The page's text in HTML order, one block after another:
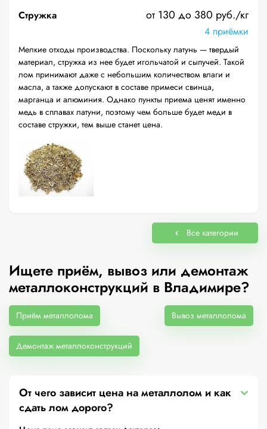
Стружка от 130 до 380 руб./кг
4 приёмки
Мелкие отходы производства. Поскольку латунь — твердый
материал, стружка из нее будет игольчатой и сыпучей. Такой
лом принимают даже с небольшим количеством влаги и
масла, а также допускают в составе примеси свинца,
марганца и алюминия. Однако пункты приема ценят именно
медь в сплавах латуни, поэтому чем больше будет меди в
составе стружки, тем выше станет цена.
Все категории
Ищете приём, вывоз или демонтаж
металлоконструкций в Владимире?
Приём металлолома Вывоз металлолома
Демонтаж металлоконструкций
От чего зависит цена на металлолом и как
сдать лом дорого?